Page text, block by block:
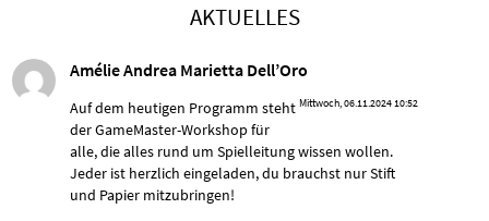
AKTUELLES
Amélie Andrea Marietta Dell’Oro
Mittwoch, 06.11.2024 10:52
Auf dem heutigen Programm steht
der GameMaster-Workshop für
alle, die alles rund um Spielleitung wissen wollen.
Jeder ist herzlich eingeladen, du brauchst nur Stift
und Papier mitzubringen!